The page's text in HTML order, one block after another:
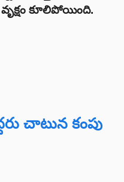
కూలిపోయింది.
చాటున కంపు